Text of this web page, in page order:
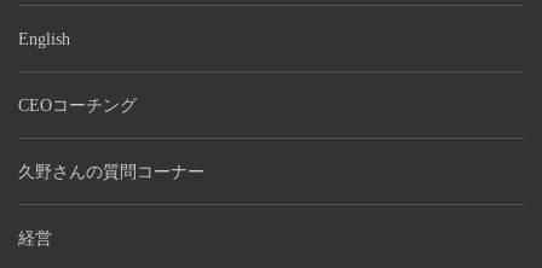
English
CEOコーチング
久野さんの質問コーナー
経営